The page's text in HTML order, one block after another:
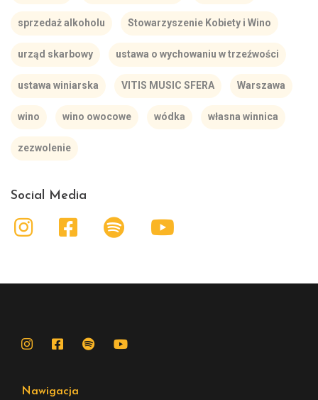
sprzedaż alkoholu Stowarzyszenie Kobiety i Wino
urząd skarbowy ustawa o wychowaniu w trzeźwości
ustawa winiarska VITIS MUSIC SFERA Warszawa
wino wino owocowe wódka własna winnica
zezwolenie
Social Media
Nawigacja